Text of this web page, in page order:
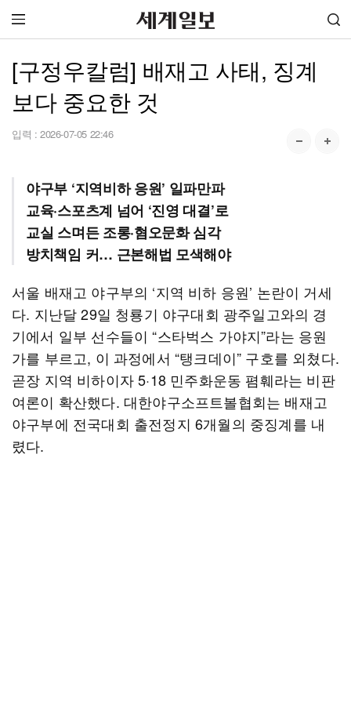
[구정우칼럼] 배재고 사태, 징계
보다 중요한 것
입력 : 2026-07-05 22:46
야구부 ‘지역비하 응원’ 일파만파
교육·스포츠계 넘어 ‘진영 대결’로
교실 스며든 조롱·혐오문화 심각
방치책임 커… 근본해법 모색해야
서울 배재고 야구부의 ‘지역 비하 응원’ 논란이 거세
다. 지난달 29일 청룡기 야구대회 광주일고와의 경
기에서 일부 선수들이 “스타벅스 가야지”라는 응원
가를 부르고, 이 과정에서 “탱크데이” 구호를 외쳤다.
곧장 지역 비하이자 5·18 민주화운동 폄훼라는 비판
여론이 확산했다. 대한야구소프트볼협회는 배재고
야구부에 전국대회 출전정지 6개월의 중징계를 내
렸다.